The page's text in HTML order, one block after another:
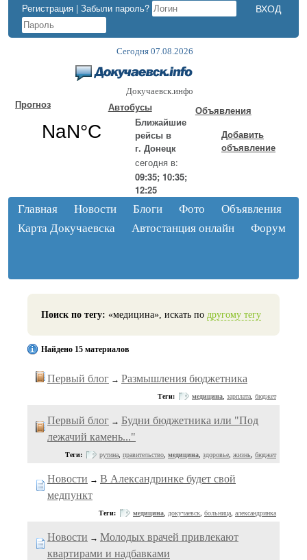
Регистрация | Забыли пароль?
Сегодня 07.08.2026
Докучаевск.инфо
Прогноз
Автобусы
Ближайшие
рейсы в
г. Донецк
сегодня в:
09:35; 10:35;
12:25
Объявления
Добавить
объявление
Главная Новости Блоги Фото
Объявления
Карта Докучаевска
Автостанция онлайн Форум
Поиск по тегу: «медицина», искать по другому тегу
Найдено 15 материалов
Первый блог → Размышления бюджетника
Теги: медицина зарплата бюджет
Первый блог → Будни бюджетника или "Под
лежачий камень..."
Теги: рутина правительство медицина здоровье жизнь бюджет
Новости → В Александринке будет свой
медпункт
Теги: медицина докучаевск больница александринка
Новости → Молодых врачей привлекают
квартирами и надбавками